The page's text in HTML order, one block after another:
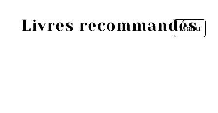
Menu
Fermer